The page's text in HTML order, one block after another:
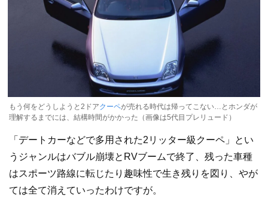
もう何をどうしようと2ドアクーペが売れる時代は帰ってこない…とホンダが
理解するまでには、結構時間がかかった（画像は5代目プレリュード）
「デートカーなどで多用された2リッター級クーペ」とい
うジャンルはバブル崩壊とRVブームで終了、残った車種
はスポーツ路線に転じたり趣味性で生き残りを図り、やが
ては全て消えていったわけですが。